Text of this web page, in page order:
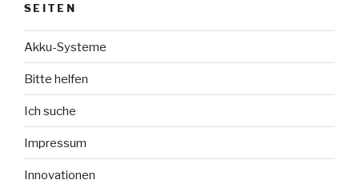
SEITEN
Akku-Systeme
Bitte helfen
Ich suche
Impressum
Innovationen